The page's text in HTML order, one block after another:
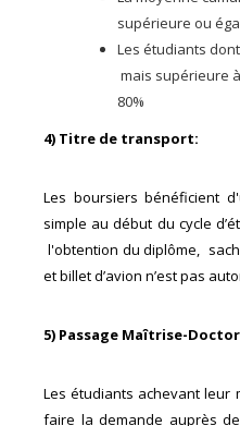
supérieure ou
Les étudiants
mais supérieure
80%
4) Titre de transport:
Les boursiers bénéficient
simple au début du cycle
l'obtention du diplôme,
et billet d’avion n’est pas
5) Passage Maîtrise-
Les étudiants achevant leur
faire la demande auprès